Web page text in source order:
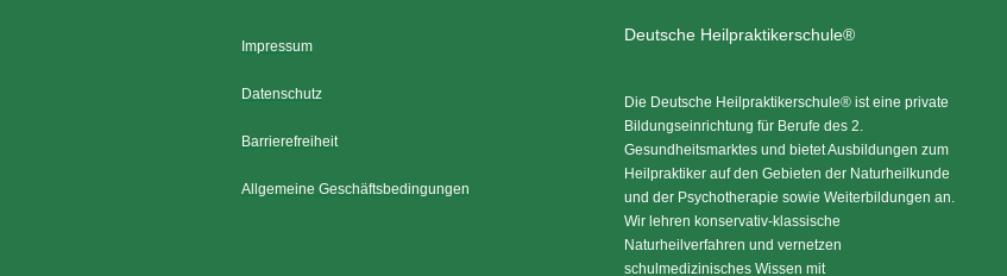
Impressum
Datenschutz
Barrierefreiheit
Allgemeine Geschäftsbedingungen
Deutsche Heilpraktikerschule®
Die Deutsche Heilpraktikerschule® ist eine private
Bildungseinrichtung für Berufe des 2.
Gesundheitsmarktes und bietet Ausbildungen zum
Heilpraktiker auf den Gebieten der Naturheilkunde
und der Psychotherapie sowie Weiterbildungen an.
Wir lehren konservativ-klassische
Naturheilverfahren und vernetzen
schulmedizinisches Wissen mit